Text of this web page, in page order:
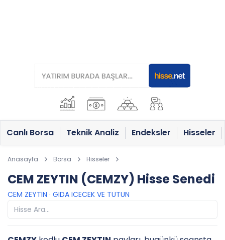
Canlı Borsa Teknik Analiz Endeksler Hisseler
Anasayfa Borsa Hisseler
CEM ZEYTIN (CEMZY) Hisse Senedi
CEM ZEYTIN · GIDA ICECEK VE TUTUN